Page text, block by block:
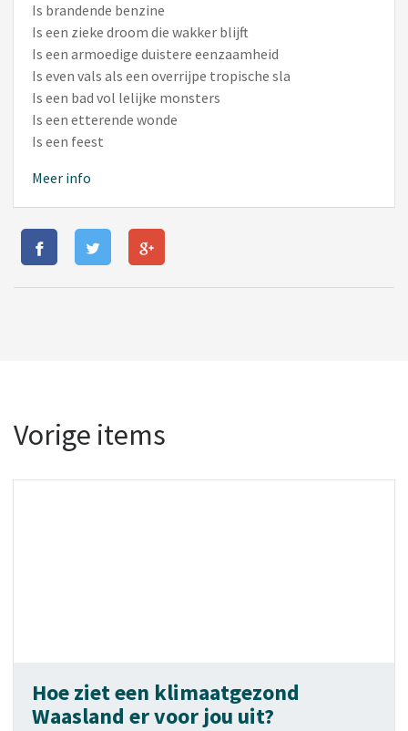
Is brandende benzine
Is een zieke droom die wakker blijft
Is een armoedige duistere eenzaamheid
Is even vals als een overrijpe tropische sla
Is een bad vol lelijke monsters
Is een etterende wonde
Is een feest
Meer info
Vorige items
Hoe ziet een klimaatgezond
Waasland er voor jou uit?